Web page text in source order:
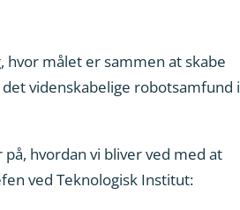
målet er sammen at skabe
videnskabelige robotsamfund i
hvordan vi bliver ved med at
ved Teknologisk Institut: